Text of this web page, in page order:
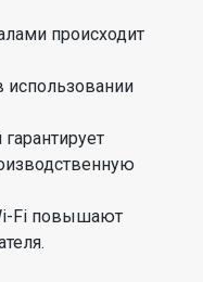
происходит
Fi повышают